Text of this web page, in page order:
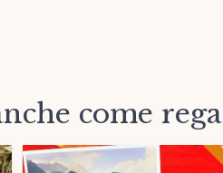
come